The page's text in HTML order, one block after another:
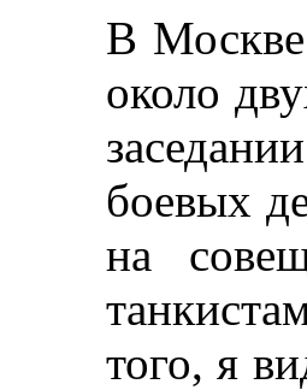
В Москве
около
боевых
на
того, я